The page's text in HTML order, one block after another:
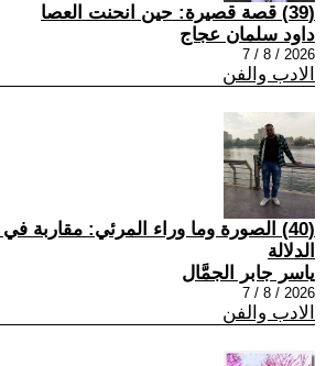
(39) قصة قصيرة: حين انحنت العصا
داود سلمان عجاج
2026 / 8 / 7
الادب والفن
(40) الصورة وما وراء المرئي: مقاربة
الدلالة
ياسر جابر الجمَّال
2026 / 8 / 7
الادب والفن